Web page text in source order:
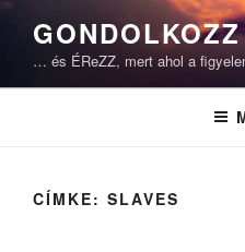
Tartalomhoz
… és ÉReZZ, mert ahol a
CÍMKE: SLAVES